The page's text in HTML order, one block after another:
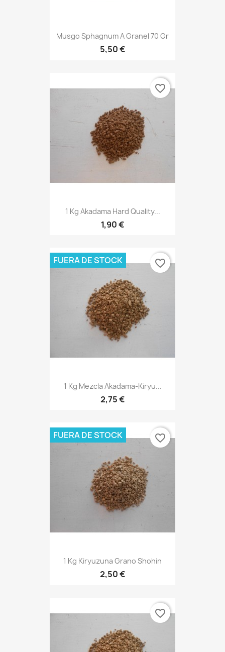
Musgo Sphagnum A Granel 70 Gr
5,50 €
1 Kg Akadama Hard Quality...
1,90 €
favorite_border
1 Kg Mezcla Akadama-Kiryu...
2,75 €
FUERA DE STOCK favorite_border
1 Kg Kiryuzuna Grano Shohin
2,50 €
FUERA DE STOCK favorite_border
favorite_border